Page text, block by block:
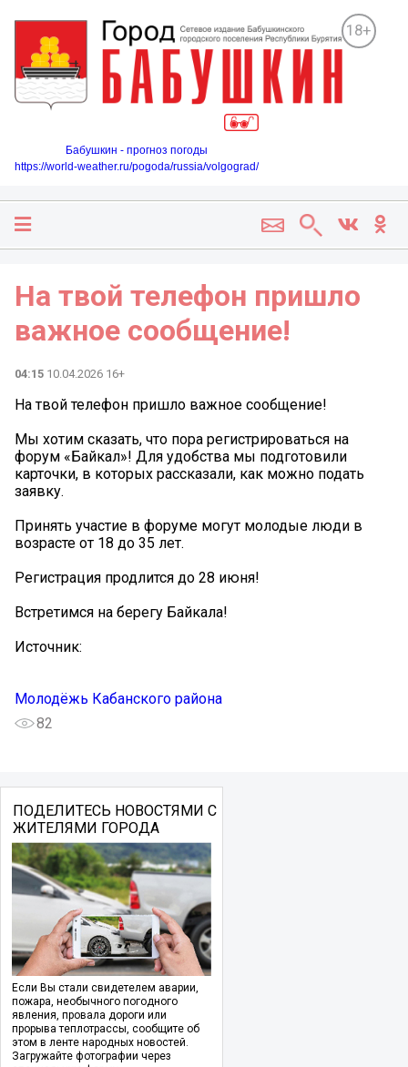
18+
Бабушкин - прогноз погоды
https://world-weather.ru/pogoda/russia/volgograd/
На твой телефон пришло
важное сообщение!
04:15 10.04.2026 16+
На твой телефон пришло важное сообщение!
Мы хотим сказать, что пора регистрироваться на
форум «Байкал»! Для удобства мы подготовили
карточки, в которых рассказали, как можно подать
заявку.
Принять участие в форуме могут молодые люди в
возрасте от 18 до 35 лет.
Регистрация продлится до 28 июня!
Встретимся на берегу Байкала!
Источник:
Молодëжь Кабанского района
82
ПОДЕЛИТЕСЬ НОВОСТЯМИ С
ЖИТЕЛЯМИ ГОРОДА
Если Вы стали свидетелем аварии,
пожара, необычного погодного
явления, провала дороги или
прорыва теплотрассы, сообщите об
этом в ленте народных новостей.
Загружайте фотографии через